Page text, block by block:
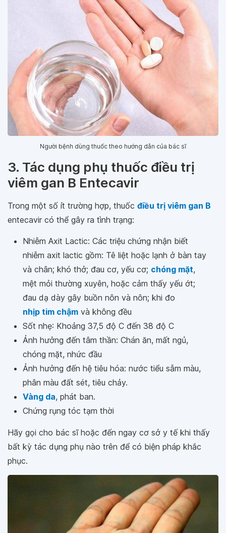
Người bệnh dùng thuốc theo hướng dẫn của bác sĩ
3. Tác dụng phụ thuốc điều trị
viêm gan B Entecavir
Trong một số ít trường hợp, thuốc điều trị viêm gan B
entecavir có thể gây ra tình trạng:
Nhiễm Axit Lactic: Các triệu chứng nhận biết
nhiễm axit lactic gồm: Tê liệt hoặc lạnh ở bàn tay
và chân; khó thở; đau cơ, yếu cơ; chóng mặt,
mệt mỏi thường xuyên, hoặc cảm thấy yếu ớt;
đau dạ dày gây buồn nôn và nôn; khi đo
nhịp tim chậm và không đều
Sốt nhẹ: Khoảng 37,5 độ C đến 38 độ C
Ảnh hưởng đến tâm thần: Chán ăn, mất ngủ,
chóng mặt, nhức đầu
Ảnh hưởng đến hệ tiêu hóa: nước tiểu sẫm màu,
phân màu đất sét, tiêu chảy.
Vàng da, phát ban.
Chứng rụng tóc tạm thời
Hãy gọi cho bác sĩ hoặc đến ngay cơ sở y tế khi thấy
bất kỳ tác dụng phụ nào trên để có biện pháp khắc
phục.